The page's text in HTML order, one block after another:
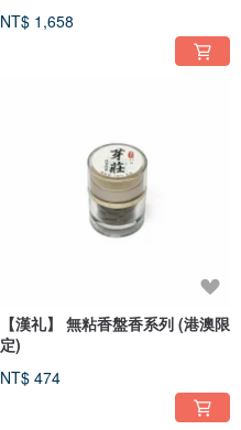
NT$ 1,658
【漢礼】 無粘香盤香系列 (港澳限
定)
NT$ 474